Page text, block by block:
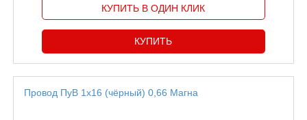
КУПИТЬ В ОДИН КЛИК
Провод ПуВ 1х16 (чёрный) 0,66 Магна